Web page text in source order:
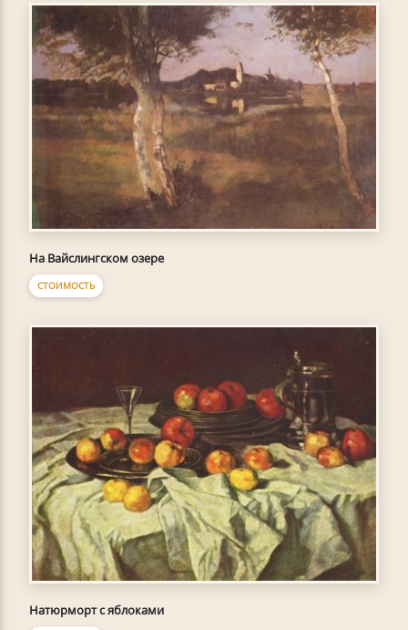
На Вайслингском озере
СТОИМОСТЬ
Натюрморт с яблоками